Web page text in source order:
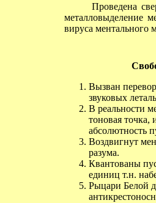
Проведена
металловыделение
вируса ментального
Вызван
звуковых
В реальности
тоновая точка,
абсолютность
Воздвигнут
разума.
Квантованы
единиц т.н.
Рыцари Белой